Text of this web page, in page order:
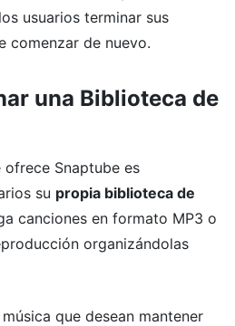
usuarios terminar sus
comenzar de nuevo.
una Biblioteca de
Snaptube es
su propia biblioteca de
canciones en formato MP3 o
organizándolas
que desean mantener